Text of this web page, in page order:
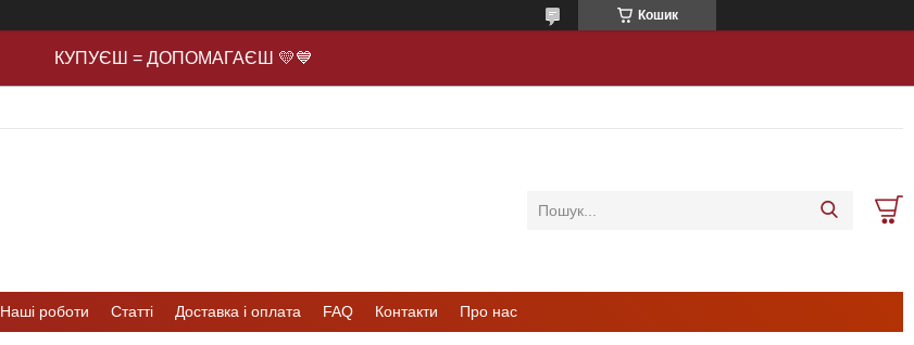
Кошик
КУПУЄШ = ДОПОМАГАЄШ 💛💙
Наші роботи Статті Доставка і оплата FAQ Контакти Про нас